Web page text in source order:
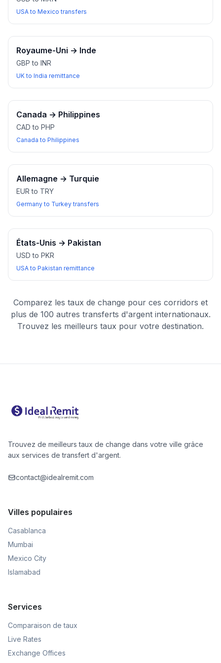
USA to Mexico transfers
Royaume-Uni → Inde
GBP to INR
UK to India remittance
Canada → Philippines
CAD to PHP
Canada to Philippines
Allemagne → Turquie
EUR to TRY
Germany to Turkey transfers
États-Unis → Pakistan
USD to PKR
USA to Pakistan remittance
Comparez les taux de change pour ces corridors et
plus de 100 autres transferts d'argent internationaux.
Trouvez les meilleurs taux pour votre destination.
Trouvez de meilleurs taux de change dans votre ville grâce
aux services de transfert d'argent.
contact@idealremit.com
Villes populaires
Casablanca
Mumbai
Mexico City
Islamabad
Services
Comparaison de taux
Live Rates
Exchange Offices